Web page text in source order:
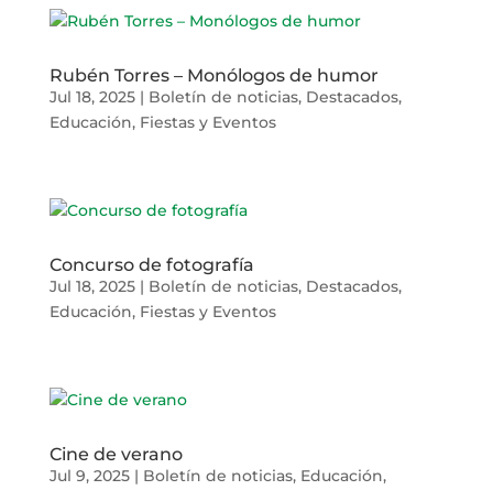
Rubén Torres – Monólogos de humor
Jul 18, 2025| Boletín de noticias, Destacados,
Educación, Fiestas y Eventos
Concurso de fotografía
Jul 18, 2025| Boletín de noticias, Destacados,
Educación, Fiestas y Eventos
Cine de verano
Jul 9, 2025| Boletín de noticias, Educación,